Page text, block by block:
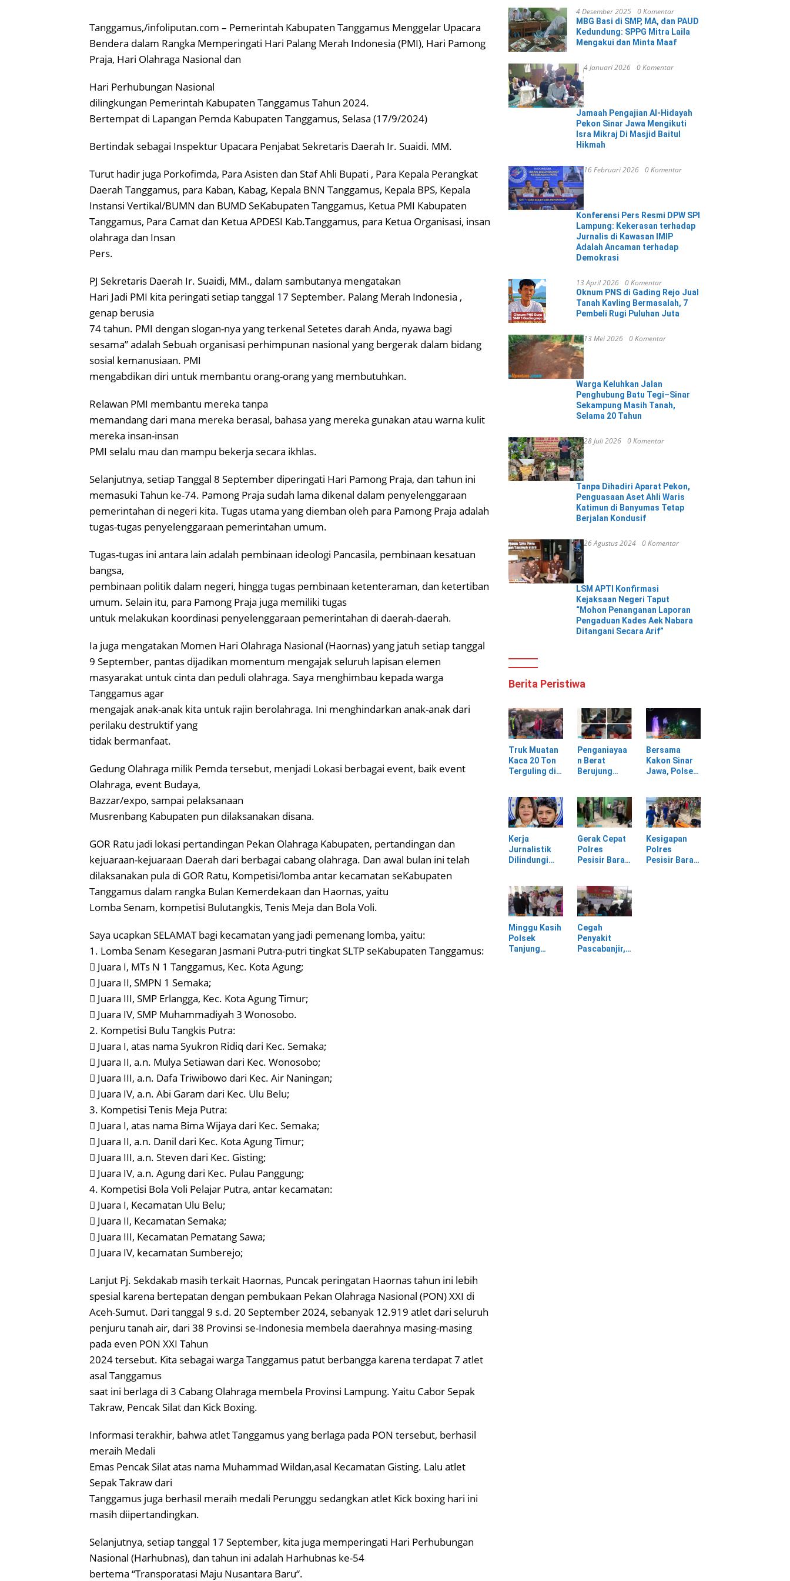
Tanggamus,/infoliputan.com – Pemerintah Kabupaten Tanggamus Menggelar Upacara
Bendera dalam Rangka Memperingati Hari Palang Merah Indonesia (PMI), Hari Pamong
Praja, Hari Olahraga Nasional dan
Hari Perhubungan Nasional
dilingkungan Pemerintah Kabupaten Tanggamus Tahun 2024.
Bertempat di Lapangan Pemda Kabupaten Tanggamus, Selasa (17/9/2024)
Bertindak sebagai Inspektur Upacara Penjabat Sekretaris Daerah Ir. Suaidi. MM.
Turut hadir juga Porkofimda, Para Asisten dan Staf Ahli Bupati , Para Kepala Perangkat
Daerah Tanggamus, para Kaban, Kabag, Kepala BNN Tanggamus, Kepala BPS, Kepala
Instansi Vertikal/BUMN dan BUMD SeKabupaten Tanggamus, Ketua PMI Kabupaten
Tanggamus, Para Camat dan Ketua APDESI Kab.Tanggamus, para Ketua Organisasi, insan
olahraga dan Insan
Pers.
PJ Sekretaris Daerah Ir. Suaidi, MM., dalam sambutanya mengatakan
Hari Jadi PMI kita peringati setiap tanggal 17 September. Palang Merah Indonesia ,
genap berusia
74 tahun. PMI dengan slogan-nya yang terkenal Setetes darah Anda, nyawa bagi
sesama” adalah Sebuah organisasi perhimpunan nasional yang bergerak dalam bidang
sosial kemanusiaan. PMI
mengabdikan diri untuk membantu orang-orang yang membutuhkan.
Relawan PMI membantu mereka tanpa
memandang dari mana mereka berasal, bahasa yang mereka gunakan atau warna kulit
mereka insan-insan
PMI selalu mau dan mampu bekerja secara ikhlas.
Selanjutnya, setiap Tanggal 8 September diperingati Hari Pamong Praja, dan tahun ini
memasuki Tahun ke-74. Pamong Praja sudah lama dikenal dalam penyelenggaraan
pemerintahan di negeri kita. Tugas utama yang diemban oleh para Pamong Praja adalah
tugas-tugas penyelenggaraan pemerintahan umum.
Tugas-tugas ini antara lain adalah pembinaan ideologi Pancasila, pembinaan kesatuan
bangsa,
pembinaan politik dalam negeri, hingga tugas pembinaan ketenteraman, dan ketertiban
umum. Selain itu, para Pamong Praja juga memiliki tugas
untuk melakukan koordinasi penyelenggaraan pemerintahan di daerah-daerah.
Ia juga mengatakan Momen Hari Olahraga Nasional (Haornas) yang jatuh setiap tanggal
9 September, pantas dijadikan momentum mengajak seluruh lapisan elemen
masyarakat untuk cinta dan peduli olahraga. Saya menghimbau kepada warga
Tanggamus agar
mengajak anak-anak kita untuk rajin berolahraga. Ini menghindarkan anak-anak dari
perilaku destruktif yang
tidak bermanfaat.
Gedung Olahraga milik Pemda tersebut, menjadi Lokasi berbagai event, baik event
Olahraga, event Budaya,
Bazzar/expo, sampai pelaksanaan
Musrenbang Kabupaten pun dilaksanakan disana.
GOR Ratu jadi lokasi pertandingan Pekan Olahraga Kabupaten, pertandingan dan
kejuaraan-kejuaraan Daerah dari berbagai cabang olahraga. Dan awal bulan ini telah
dilaksanakan pula di GOR Ratu, Kompetisi/lomba antar kecamatan seKabupaten
Tanggamus dalam rangka Bulan Kemerdekaan dan Haornas, yaitu
Lomba Senam, kompetisi Bulutangkis, Tenis Meja dan Bola Voli.
Saya ucapkan SELAMAT bagi kecamatan yang jadi pemenang lomba, yaitu:
1. Lomba Senam Kesegaran Jasmani Putra-putri tingkat SLTP seKabupaten Tanggamus:
 Juara I, MTs N 1 Tanggamus, Kec. Kota Agung;
 Juara II, SMPN 1 Semaka;
 Juara III, SMP Erlangga, Kec. Kota Agung Timur;
 Juara IV, SMP Muhammadiyah 3 Wonosobo.
2. Kompetisi Bulu Tangkis Putra:
 Juara I, atas nama Syukron Ridiq dari Kec. Semaka;
 Juara II, a.n. Mulya Setiawan dari Kec. Wonosobo;
 Juara III, a.n. Dafa Triwibowo dari Kec. Air Naningan;
 Juara IV, a.n. Abi Garam dari Kec. Ulu Belu;
3. Kompetisi Tenis Meja Putra:
 Juara I, atas nama Bima Wijaya dari Kec. Semaka;
 Juara II, a.n. Danil dari Kec. Kota Agung Timur;
 Juara III, a.n. Steven dari Kec. Gisting;
 Juara IV, a.n. Agung dari Kec. Pulau Panggung;
4. Kompetisi Bola Voli Pelajar Putra, antar kecamatan:
 Juara I, Kecamatan Ulu Belu;
 Juara II, Kecamatan Semaka;
 Juara III, Kecamatan Pematang Sawa;
 Juara IV, kecamatan Sumberejo;
Lanjut Pj. Sekdakab masih terkait Haornas, Puncak peringatan Haornas tahun ini lebih
spesial karena bertepatan dengan pembukaan Pekan Olahraga Nasional (PON) XXI di
Aceh-Sumut. Dari tanggal 9 s.d. 20 September 2024, sebanyak 12.919 atlet dari seluruh
penjuru tanah air, dari 38 Provinsi se-Indonesia membela daerahnya masing-masing
pada even PON XXI Tahun
2024 tersebut. Kita sebagai warga Tanggamus patut berbangga karena terdapat 7 atlet
asal Tanggamus
saat ini berlaga di 3 Cabang Olahraga membela Provinsi Lampung. Yaitu Cabor Sepak
Takraw, Pencak Silat dan Kick Boxing.
Informasi terakhir, bahwa atlet Tanggamus yang berlaga pada PON tersebut, berhasil
meraih Medali
Emas Pencak Silat atas nama Muhammad Wildan,asal Kecamatan Gisting. Lalu atlet
Sepak Takraw dari
Tanggamus juga berhasil meraih medali Perunggu sedangkan atlet Kick boxing hari ini
masih diipertandingkan.
Selanjutnya, setiap tanggal 17 September, kita juga memperingati Hari Perhubungan
Nasional (Harhubnas), dan tahun ini adalah Harhubnas ke-54
bertema “Transporatasi Maju Nusantara Baru“.
4 Desember 2025 0 Komentar
MBG Basi di SMP, MA, dan PAUD
Kedundung: SPPG Mitra Laila
Mengakui dan Minta Maaf
4 Januari 2026 0 Komentar
Jamaah Pengajian Al-Hidayah
Pekon Sinar Jawa Mengikuti
Isra Mikraj Di Masjid Baitul
Hikmah
16 Februari 2026 0 Komentar
Konferensi Pers Resmi DPW SPI
Lampung: Kekerasan terhadap
Jurnalis di Kawasan IMIP
Adalah Ancaman terhadap
Demokrasi
13 April 2026 0 Komentar
Oknum PNS di Gading Rejo Jual
Tanah Kavling Bermasalah, 7
Pembeli Rugi Puluhan Juta
13 Mei 2026 0 Komentar
Warga Keluhkan Jalan
Penghubung Batu Tegi–Sinar
Sekampung Masih Tanah,
Selama 20 Tahun
28 Juli 2026 0 Komentar
Tanpa Dihadiri Aparat Pekon,
Penguasaan Aset Ahli Waris
Katimun di Banyumas Tetap
Berjalan Kondusif
26 Agustus 2024 0 Komentar
LSM APTI Konfirmasi
Kejaksaan Negeri Taput
“Mohon Penanganan Laporan
Pengaduan Kades Aek Nabara
Ditangani Secara Arif”
Berita Peristiwa
Truk Muatan
Kaca 20 Ton
Terguling di
Kali
Bambang,
Pesisir Barat
Penganiayaa
n Berat
Berujung
Lingga Tewas
di Rumah
Sendiri
Bersama
Kakon Sinar
Jawa, Polsek
Gerak Cepat
Evakuasi
Material
Longsor
Kerja
Jurnalistik
Dilindungi
Kekerasan di
Kawasan PT
IMIP
Gerak Cepat
Polres
Pesisir Barat
Kekerasan
Dalam Rumah
Tangga di
Pasar Kota
Krui
Kesigapan
Polres
Pesisir Barat
Minggu Kasih
Polsek
Tanjung
Cegah
Penyakit
Pascabanjir,